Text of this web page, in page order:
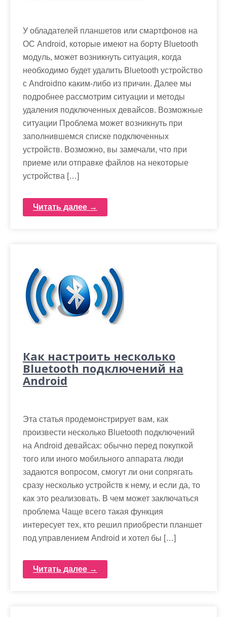
У обладателей планшетов или смартфонов на
ОС Android, которые имеют на борту Bluetooth
модуль, может возникнуть ситуация, когда
необходимо будет удалить Bluetooth устройство
с Androidпо каким-либо из причин. Далее мы
подробнее рассмотрим ситуации и методы
удаления подключенных девайсов. Возможные
ситуации Проблема может возникнуть при
заполнившемся списке подключенных
устройств. Возможно, вы замечали, что при
приеме или отправке файлов на некоторые
устройства […]
Читать далее →
Как настроить несколько
Bluetooth подключений на
Android
Эта статья продемонстрирует вам, как
произвести несколько Bluetooth подключений
на Android девайсах: обычно перед покупкой
того или иного мобильного аппарата люди
задаются вопросом, смогут ли они сопрягать
сразу несколько устройств к нему, и если да, то
как это реализовать. В чем может заключаться
проблема Чаще всего такая функция
интересует тех, кто решил приобрести планшет
под управлением Android и хотел бы […]
Читать далее →